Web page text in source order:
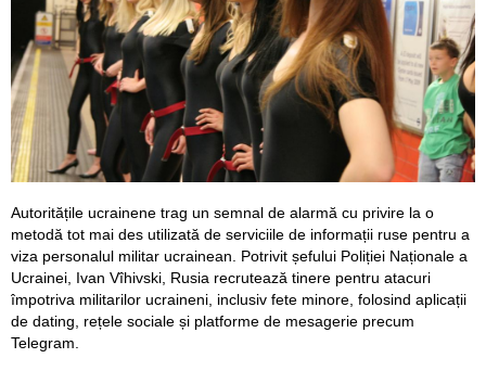
Autoritățile ucrainene trag un semnal de alarmă cu privire la o
metodă tot mai des utilizată de serviciile de informații ruse pentru a
viza personalul militar ucrainean. Potrivit șefului Poliției Naționale a
Ucrainei, Ivan Vîhivski, Rusia recrutează tinere pentru atacuri
împotriva militarilor ucraineni, inclusiv fete minore, folosind aplicații
de dating, rețele sociale și platforme de mesagerie precum
Telegram.